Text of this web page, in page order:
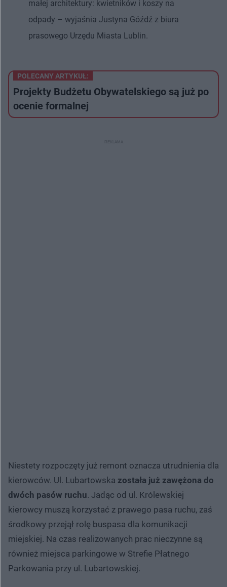
małej architektury: kwietników i koszy na
odpady – wyjaśnia Justyna Góźdź z biura
prasowego Urzędu Miasta Lublin.
POLECANY ARTYKUŁ:
Projekty Budżetu Obywatelskiego są już po
ocenie formalnej
Niestety rozpoczęty już remont oznacza utrudnienia dla
kierowców. Ul. Lubartowska została już zawężona do
dwóch pasów ruchu. Jadąc od ul. Królewskiej
kierowcy muszą korzystać z prawego pasa ruchu, zaś
środkowy przejął rolę buspasa dla komunikacji
miejskiej. Na czas realizowanych prac nieczynne są
również miejsca parkingowe w Strefie Płatnego
Parkowania przy ul. Lubartowskiej.